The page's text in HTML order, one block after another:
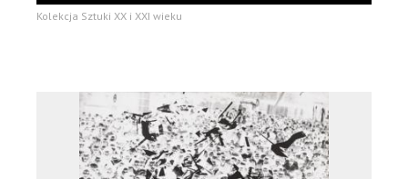
Kolekcja Sztuki XX i XXI wieku